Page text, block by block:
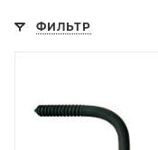
ФИЛЬТР